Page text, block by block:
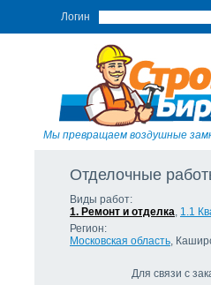
Логин
Мы превращаем воздушные
Отделочные
Виды работ:
1. Ремонт и отделка, 1.1
Регион:
Московская область,
Для связи с